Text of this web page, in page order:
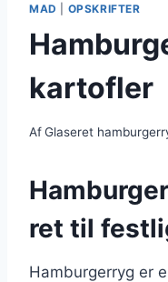
MAD OPSKRIFTER
kartofler
AfGlaseret
ret til
Hamburgerryg er